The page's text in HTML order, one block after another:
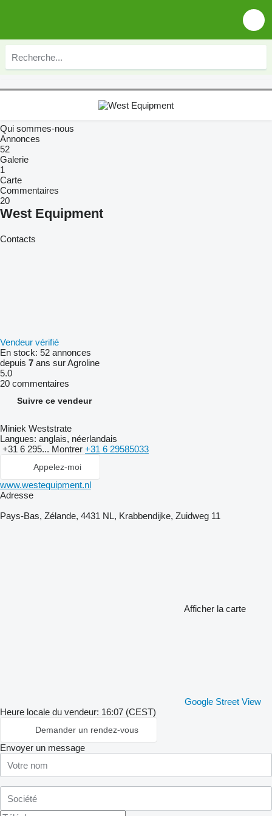
Qui sommes-nous
Annonces
52
Galerie
1
Carte
Commentaires
20
West Equipment
Contacts
Vendeur vérifié
En stock: 52 annonces
depuis 7 ans sur Agroline
5.0
20 commentaires
Suivre ce vendeur
Miniek Weststrate
Langues: anglais, néerlandais
+31 6 295... Montrer +31 6 29585033
Appelez-moi
www.westequipment.nl
Adresse
Pays-Bas, Zélande, 4431 NL, Krabbendijke, Zuidweg 11
Afficher la carte
Google Street View
Heure locale du vendeur: 16:07 (CEST)
Demander un rendez-vous
Envoyer un message